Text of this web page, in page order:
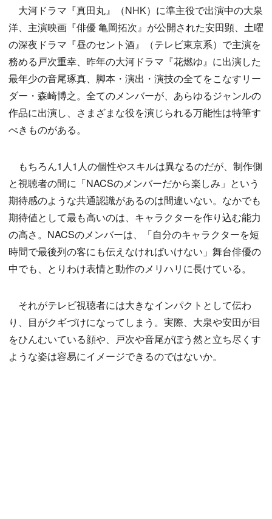
大河ドラマ『真田丸』（NHK）に準主役で出演中の大泉
洋、主演映画『俳優 亀岡拓次』が公開された安田顕、土曜
の深夜ドラマ『昼のセント酒』（テレビ東京系）で主演を
務める戸次重幸、昨年の大河ドラマ『花燃ゆ』に出演した
最年少の音尾琢真、脚本・演出・演技の全てをこなすリー
ダー・森崎博之。全てのメンバーが、あらゆるジャンルの
作品に出演し、さまざまな役を演じられる万能性は特筆す
べきものがある。
もちろん1人1人の個性やスキルは異なるのだが、制作側
と視聴者の間に「NACSのメンバーだから楽しみ」という
期待感のような共通認識があるのは間違いない。なかでも
期待値として最も高いのは、キャラクターを作り込む能力
の高さ。NACSのメンバーは、「自分のキャラクターを短
時間で最後列の客にも伝えなければいけない」舞台俳優の
中でも、とりわけ表情と動作のメリハリに長けている。
それがテレビ視聴者には大きなインパクトとして伝わ
り、目がクギづけになってしまう。実際、大泉や安田が目
をひんむいている顔や、戸次や音尾がぼう然と立ち尽くす
ような姿は容易にイメージできるのではないか。